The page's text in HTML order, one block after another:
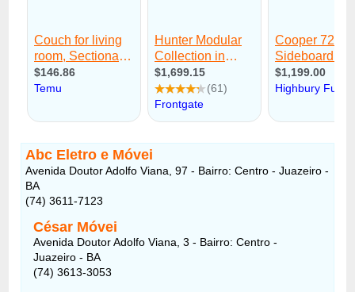
Abc Eletro e Móvei
Avenida Doutor Adolfo Viana, 97 - Bairro: Centro - Juazeiro -
BA
(74) 3611-7123
César Móvei
Avenida Doutor Adolfo Viana, 3 - Bairro: Centro -
Juazeiro - BA
(74) 3613-3053